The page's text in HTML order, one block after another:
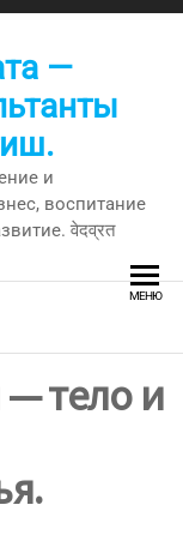
—
и
воспитание
वेदव्रत
МЕНЮ
тело и